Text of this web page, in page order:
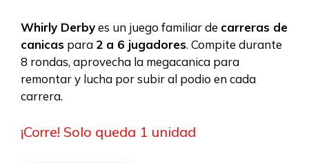
original
era:
24,99 €.
actual
es:
22,49 €.
Whirly Derbyes un juego familiar de carreras de
canicas para 2 a 6 jugadores. Compite durante
8 rondas, aprovecha la megacanica para
remontar y lucha por subir al podio en cada
carrera.
¡Corre! Solo queda 1 unidad